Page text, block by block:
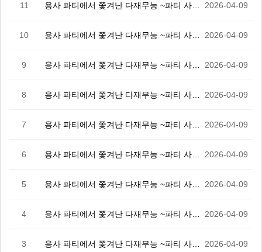
11 2026-04-09
10 2026-04-09
9 2026-04-09
8 2026-04-09
7 2026-04-09
6 2026-04-09
5 2026-04-09
4 2026-04-09
3 2026-04-09